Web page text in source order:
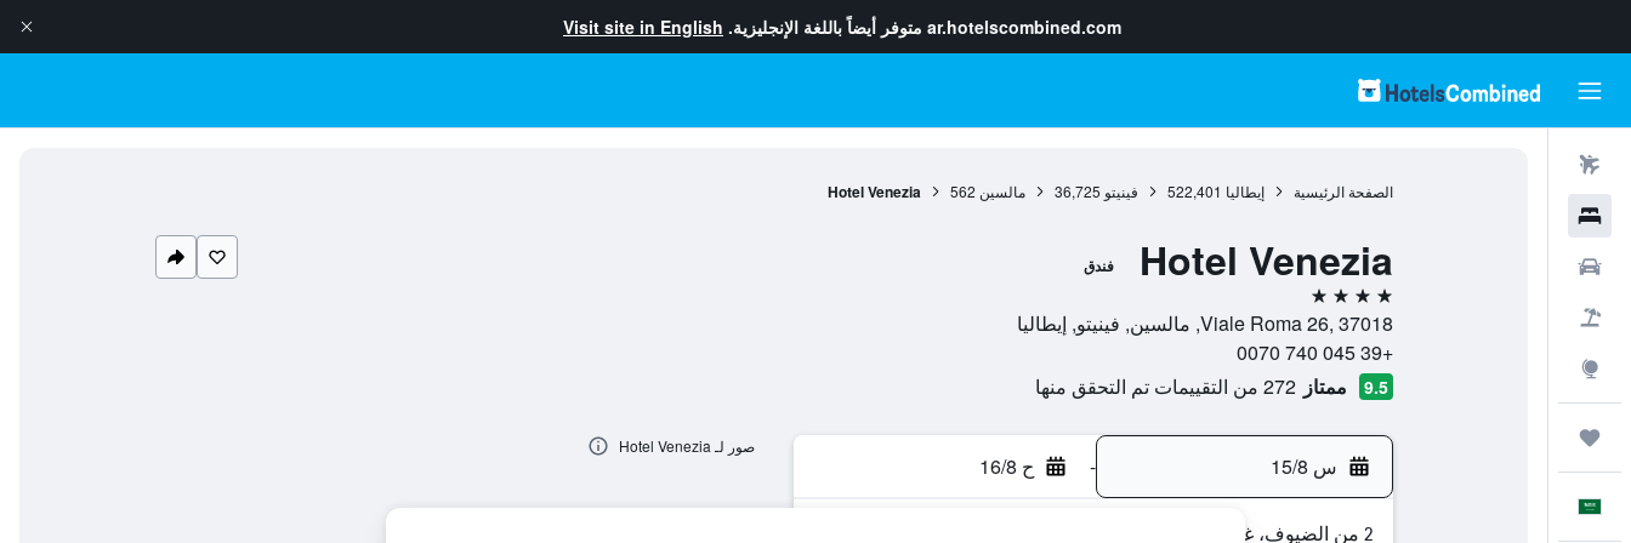
ar.hotelscombined.com متوفر أيضاً باللغة الإنجليزية. Visit site in English
الصفحة الرئيسية إيطاليا 522,401 فينيتو 36,725 مالسين 562
Hotel Venezia
Hotel Venezia فندق
4 نجوم
Viale Roma 26, 37018, مالسين, فينيتو, إيطاليا
+39 045 740 0070
9.5 ممتاز 272 من التقييمات تم التحقق منها
س 15/8 - ح 16/8
2 من الضيوف، غرفة واحدة
صور لـ Hotel Venezia